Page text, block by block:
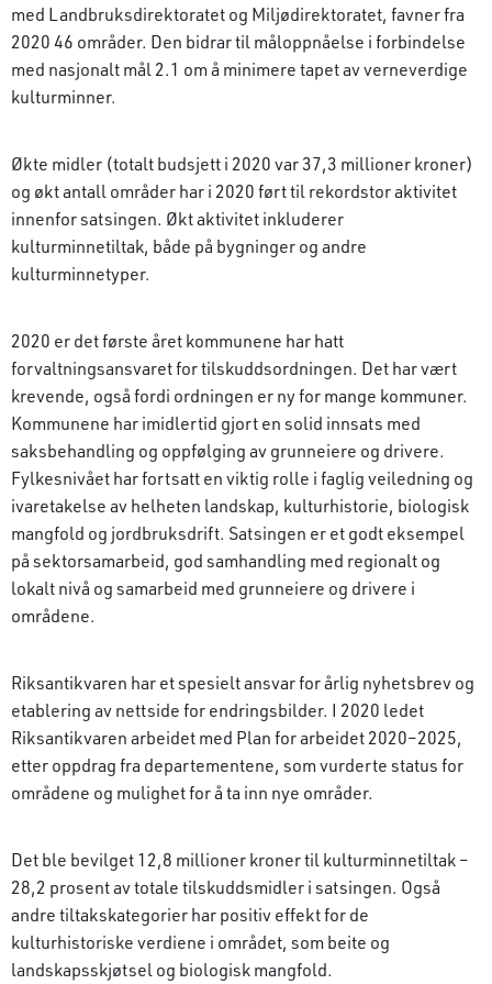
med Landbruksdirektoratet og Miljødirektoratet, favner fra
2020 46 områder. Den bidrar til måloppnåelse i forbindelse
med nasjonalt mål 2.1 om å minimere tapet av verneverdige
kulturminner.
Økte midler (totalt budsjett i 2020 var 37,3 millioner kroner)
og økt antall områder har i 2020 ført til rekordstor aktivitet
innenfor satsingen. Økt aktivitet inkluderer
kulturminnetiltak, både på bygninger og andre
kulturminnetyper.
2020 er det første året kommunene har hatt
forvaltningsansvaret for tilskuddsordningen. Det har vært
krevende, også fordi ordningen er ny for mange kommuner.
Kommunene har imidlertid gjort en solid innsats med
saksbehandling og oppfølging av grunneiere og drivere.
Fylkesnivået har fortsatt en viktig rolle i faglig veiledning og
ivaretakelse av helheten landskap, kulturhistorie, biologisk
mangfold og jordbruksdrift. Satsingen er et godt eksempel
på sektorsamarbeid, god samhandling med regionalt og
lokalt nivå og samarbeid med grunneiere og drivere i
områdene.
Riksantikvaren har et spesielt ansvar for årlig nyhetsbrev og
etablering av nettside for endringsbilder. I 2020 ledet
Riksantikvaren arbeidet med Plan for arbeidet 2020–2025,
etter oppdrag fra departementene, som vurderte status for
områdene og mulighet for å ta inn nye områder.
Det ble bevilget 12,8 millioner kroner til kulturminnetiltak –
28,2 prosent av totale tilskuddsmidler i satsingen. Også
andre tiltakskategorier har positiv effekt for de
kulturhistoriske verdiene i området, som beite og
landskapsskjøtsel og biologisk mangfold.